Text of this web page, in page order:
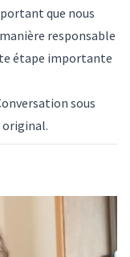
que nous
responsable
étape importante
sous
.